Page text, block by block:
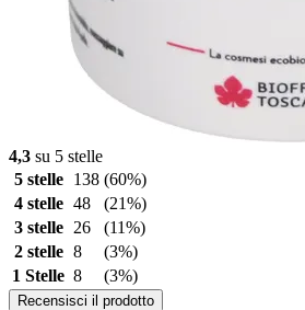
4,3 su 5 stelle
5 stelle
138 (60%)
4 stelle 48
(21%)
3 stelle
26
(11%)
2 stelle 8
(3%)
1 Stelle 8 (3%)
Recensisci il prodotto